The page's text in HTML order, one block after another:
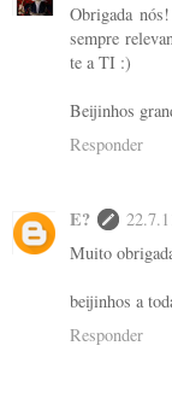
Obrigada
sempre
te a TI :)
Beijinhos
Responder
E?
Muito
beijinhos a
Responder